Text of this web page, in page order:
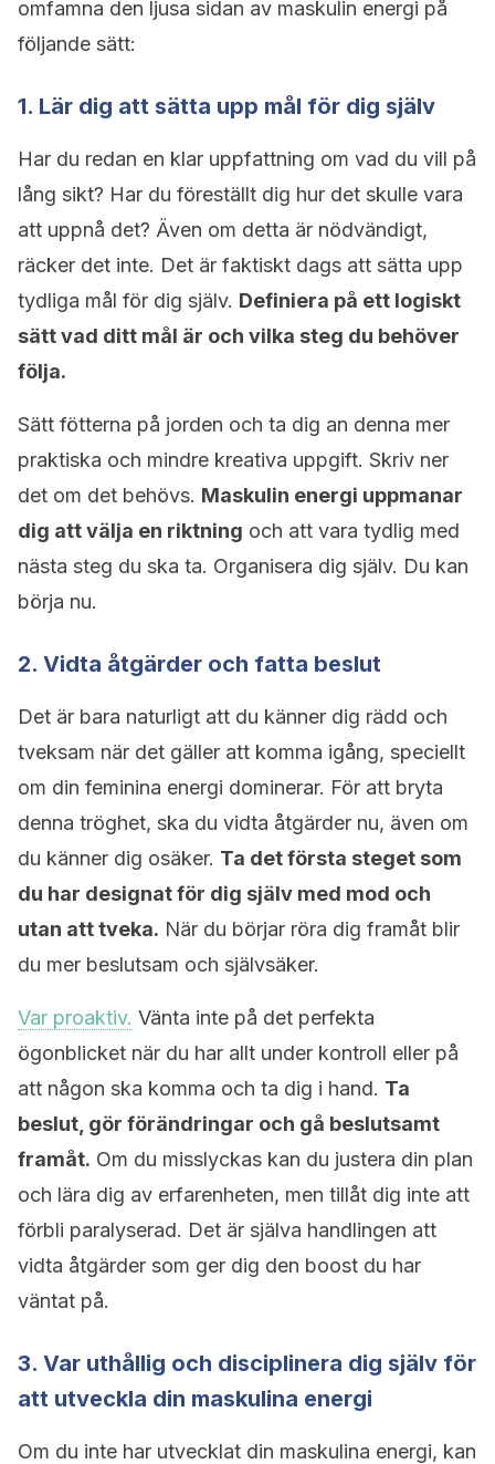
omfamna den ljusa sidan av maskulin energi på
följande sätt:
1. Lär dig att sätta upp mål för dig själv
Har du redan en klar uppfattning om vad du vill på
lång sikt? Har du föreställt dig hur det skulle vara
att uppnå det? Även om detta är nödvändigt,
räcker det inte. Det är faktiskt dags att sätta upp
tydliga mål för dig själv. Definiera på ett logiskt
sätt vad ditt mål är och vilka steg du behöver
följa.
Sätt fötterna på jorden och ta dig an denna mer
praktiska och mindre kreativa uppgift. Skriv ner
det om det behövs. Maskulin energi uppmanar
dig att välja en riktning och att vara tydlig med
nästa steg du ska ta. Organisera dig själv. Du kan
börja nu.
2. Vidta åtgärder och fatta beslut
Det är bara naturligt att du känner dig rädd och
tveksam när det gäller att komma igång, speciellt
om din feminina energi dominerar. För att bryta
denna tröghet, ska du vidta åtgärder nu, även om
du känner dig osäker. Ta det första steget som
du har designat för dig själv med mod och
utan att tveka. När du börjar röra dig framåt blir
du mer beslutsam och självsäker.
Var proaktiv. Vänta inte på det perfekta
ögonblicket när du har allt under kontroll eller på
att någon ska komma och ta dig i hand. Ta
beslut, gör förändringar och gå beslutsamt
framåt. Om du misslyckas kan du justera din plan
och lära dig av erfarenheten, men tillåt dig inte att
förbli paralyserad. Det är själva handlingen att
vidta åtgärder som ger dig den boost du har
väntat på.
3. Var uthållig och disciplinera dig själv för
att utveckla din maskulina energi
Om du inte har utvecklat din maskulina energi, kan